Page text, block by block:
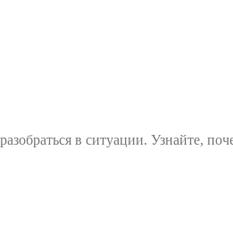
в ситуации. Узнайте,